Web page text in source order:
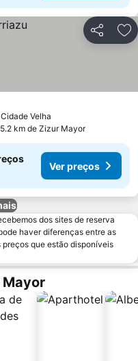
Partilhar
Velha
km de Zizur Mayor
Ver preços
dos sites de reserva
haver diferenças entre as
que estão disponíveis